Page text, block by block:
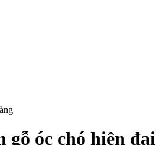
gỗ óc chó hiện đại